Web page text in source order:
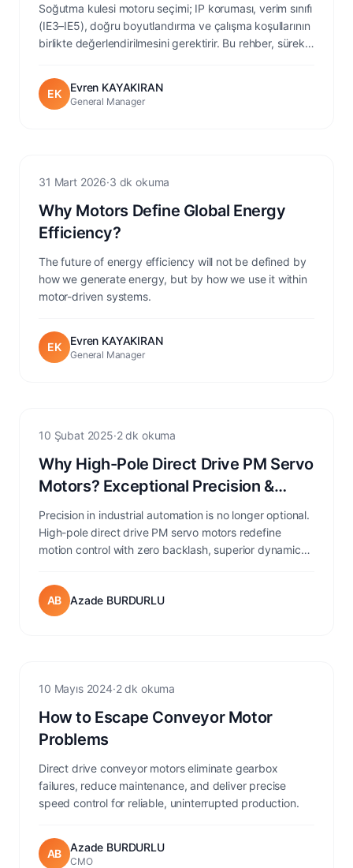
Soğutma kulesi motoru seçimi; IP koruması, verim sınıfı
(IE3–IE5), doğru boyutlandırma ve çalışma koşullarının
birlikte değerlendirilmesini gerektirir. Bu rehber, sürekli
tüketimini etkileyen temel mühendislik kriterlerini
özetler.
EK Evren KAYAKIRAN
General Manager
Efficiency
31 Mart 2026·3 dk okuma
Why Motors Define Global Energy
Efficiency?
The future of energy efficiency will not be defined by
how we generate energy, but by how we use it within
motor-driven systems.
EK Evren KAYAKIRAN
General Manager
Servo Application
10 Şubat 2025·2 dk okuma
Why High-Pole Direct Drive PM Servo
Motors? Exceptional Precision &
Accuracy
Precision in industrial automation is no longer optional.
High-pole direct drive PM servo motors redefine
motion control with zero backlash, superior dynamics,
AB Azade BURDURLU
Conveyor
10 Mayıs 2024·2 dk okuma
How to Escape Conveyor Motor
Problems
Direct drive conveyor motors eliminate gearbox
failures, reduce maintenance, and deliver precise
speed control for reliable, uninterrupted production.
AB Azade BURDURLU
CMO